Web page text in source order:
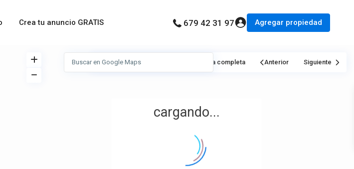
Crea tu anuncio GRATIS 679 42 31 97 Agregar propiedad
cargando...
Ver Mi Ubicación Pantalla completa Anterior Siguiente